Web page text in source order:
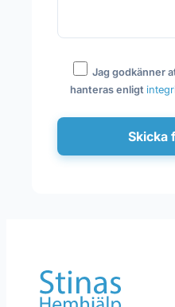
Jag godkänner
hanteras enligt